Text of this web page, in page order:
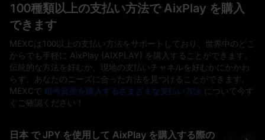
100種類以上の支払い方法で AixPlay を購入
できます
MEXCは100以上の支払い方法をサポートしており、世界中のどこ
からでも手軽に AixPlay (AIXPLAY) を購入することができます。
伝統的な方法を好むか、現地の支払いチャネルを好むかにかかわ
らず、あなたのニーズに合った方法を見つけることができます。
MEXCで 暗号資産を購入するさまざまな支払い方法 について今す
ぐご確認ください！
日本 で JPY を使用して AixPlay を購入する際の